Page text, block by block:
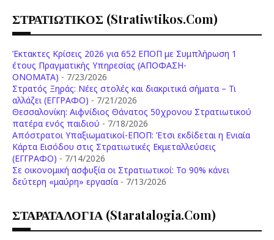
ΣΤΡΑΤΙΩΤΙΚΟΣ (stratiwtikos.com)
Έκτακτες Κρίσεις 2026 για 652 ΕΠΟΠ με Συμπλήρωση 1
έτους Πραγματικής Υπηρεσίας (ΑΠΟΦΑΣΗ-
ONOMATA) - 7/23/2026
Στρατός Ξηράς: Νέες στολές και διακριτικά σήματα – Τι
αλλάζει (ΕΓΓΡΑΦΟ) - 7/21/2026
Θεσσαλονίκη: Αιφνίδιος Θάνατος 50χρονου Στρατιωτικού
πατέρα ενός παιδιού - 7/18/2026
Απόστρατοι Υπαξιωματικοί-ΕΠΟΠ: Έτσι εκδίδεται η Ενιαία
Κάρτα Εισόδου στις Στρατιωτικές Εκμεταλλεύσεις
(ΕΓΓΡΑΦΟ) - 7/14/2026
Σε οικονομική ασφυξία οι Στρατιωτικοί: Το 90% κάνει
δεύτερη «μαύρη» εργασία - 7/13/2026
ΣΤΑΡΑΤΑΛΟΓΙΑ (staratalogia.com)